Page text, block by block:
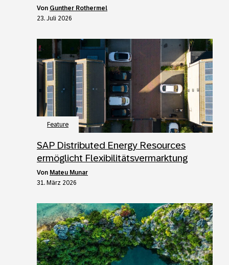
von Gunther Rothermel
23. Juli 2026
Feature
SAP Distributed Energy Resources
ermöglicht Flexibilitätsvermarktung
von Mateu Munar
31. März 2026